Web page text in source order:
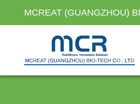
MCREAT (GUANGZHOU)